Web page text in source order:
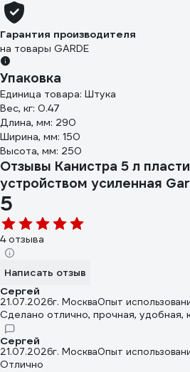
Гарантия производителя
на товары GARDE
Упаковка
Единица товара: Штука
Вес, кг: 0.47
Длина, мм: 290
Ширина, мм: 150
Высота, мм: 250
Отзывы Канистра 5 л
устройством усиленная
5
4 отзыва
Написать отзыв
Сергей
21.07.2026г. МоскваОпыт
Сделано отлично, прочная, удобная,
Сергей
21.07.2026г. МоскваОпыт
Отлично